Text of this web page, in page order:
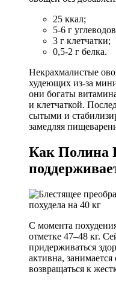
25 ккал;
5-6 г
3 г клетчатки;
0,5-2 г белка.
Некрахмалистые
худеющих из-за
они богаты
и клетчаткой.
сытыми и
замедляя
Как Полина
С момента
отметке 47–48 кг.
придерживаться
активна,
возвращаться к